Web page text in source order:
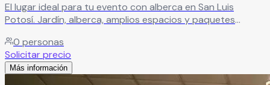
El lugar ideal para tu evento con alberca en San Luis
Potosí. Jardín, alberca, amplios espacios y paquetes
0 personas
Solicitar precio
Más información